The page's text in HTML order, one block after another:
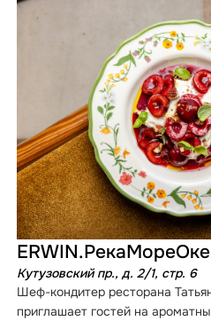
Кутузовский пр., д. 2/1, стр. 6
Шеф-кондитер ресторана
приглашает гостей на